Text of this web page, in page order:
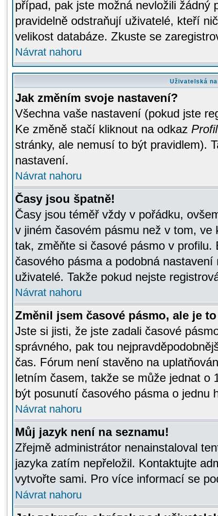
případ, pak jste možná nevložili žádný
pravidelně odstraňují uživatelé, kteří
velikost databáze. Zkuste se
Návrat nahoru
Uživatelská
Jak změním svoje nastavení?
Všechna vaše nastavení (pokud jste
Ke změně stačí kliknout na odkaz Profil
stránky, ale nemusí to být pravidlem).
nastavení.
Návrat nahoru
Časy jsou špatně!
Časy jsou téměř vždy v pořádku,
v jiném časovém pásmu než v tom,
tak, změňte si časové pásmo v
časového pásma a podobná
uživatelé. Takže pokud nejste
Návrat nahoru
Změnil jsem časové pásmo, ale je
Jste si jisti, že jste zadali časové
správného, pak tou
čas. Fórum není stavěno na
letním časem, takže se může jednat o
být posunutí časového pásma o jednu
Návrat nahoru
Můj jazyk není na seznamu!
Zřejmě administrátor nenainstaloval
jazyka zatím nepřeložil. Kontaktujte
vytvořte sami. Pro více informací se
Návrat nahoru